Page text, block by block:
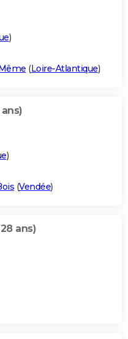
)
(Loire-Atlantique)
)
(Vendée)
ans)